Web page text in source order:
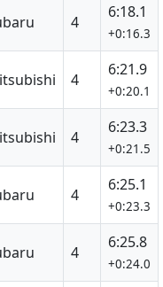
4
6:18.1
+0:16.3
4
6:21.9
+0:20.1
4
6:23.3
+0:21.5
4
6:25.1
+0:23.3
4
6:25.8
+0:24.0